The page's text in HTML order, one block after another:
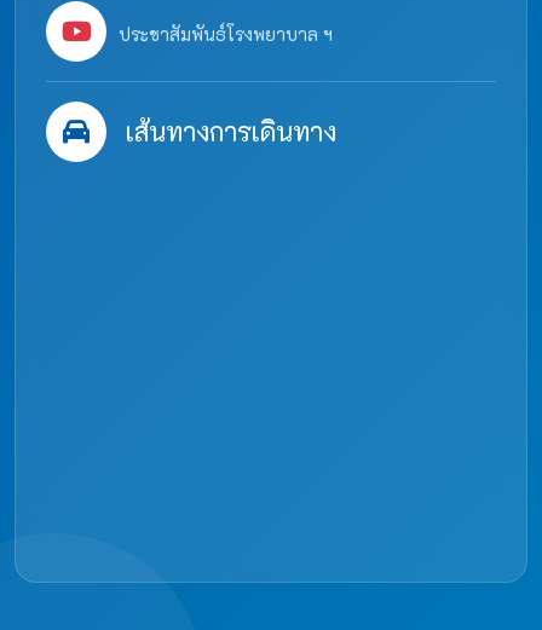
ประชาสัมพันธ์โรงพยาบาล ฯ
เส้นทางการเดินทาง